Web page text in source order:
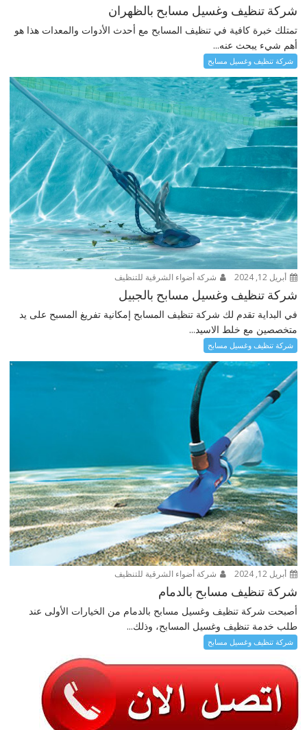
شركة تنظيف وغسيل مسابح بالظهران
تمتلك خبرة كافية في تنظيف المسابح مع أحدث الأدوات والمعدات هذا هو
أهم شيء يبحث عنه...
شركة تنظيف وغسيل مسابح
أبريل 12, 2024 شركة أضواء الشرقية للتنظيف
شركة تنظيف وغسيل مسابح بالجبيل
في البداية تقدم لك شركة تنظيف المسابح إمكانية تفريغ المسبح على يد
متخصصين مع خلط الاسيد...
شركة تنظيف وغسيل مسابح
أبريل 12, 2024 شركة أضواء الشرقية للتنظيف
شركة تنظيف مسابح بالدمام
أصبحت شركة تنظيف وغسيل مسابح بالدمام من الخيارات الأولى عند
طلب خدمة تنظيف وغسيل المسابح، وذلك...
شركة تنظيف وغسيل مسابح